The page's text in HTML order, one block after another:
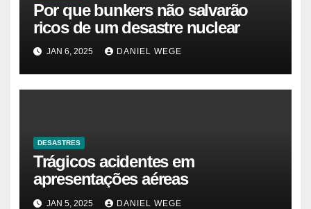
Por que bunkers não salvarão
ricos de um desastre nuclear
JAN 6, 2025 DANIEL WEGE
DESASTRES
Trágicos acidentes em
apresentações aéreas
JAN 5, 2025 DANIEL WEGE